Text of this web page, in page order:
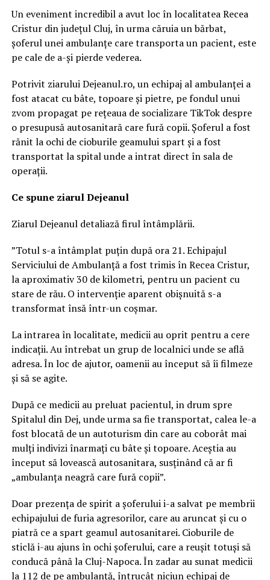
Un eveniment incredibil a avut loc în localitatea Recea
Cristur din județul Cluj, în urma căruia un bărbat,
șoferul unei ambulanțe care transporta un pacient, este
pe cale de a-și pierde vederea.
Potrivit ziarului Dejeanul.ro, un echipaj al ambulanței a
fost atacat cu bâte, topoare și pietre, pe fondul unui
zvom propagat pe rețeaua de socializare TikTok despre
o presupusă autosanitară care fură copii. Șoferul a fost
rănit la ochi de cioburile geamului spart și a fost
transportat la spital unde a intrat direct în sala de
operații.
Ce spune ziarul Dejeanul
Ziarul Dejeanul detaliază firul întâmplării.
”Totul s-a întâmplat puțin după ora 21. Echipajul
Serviciului de Ambulanță a fost trimis în Recea Cristur,
la aproximativ 30 de kilometri, pentru un pacient cu
stare de rău. O intervenție aparent obișnuită s-a
transformat însă într-un coșmar.
La intrarea în localitate, medicii au oprit pentru a cere
indicații. Au întrebat un grup de localnici unde se află
adresa. În loc de ajutor, oamenii au început să îi filmeze
și să se agite.
După ce medicii au preluat pacientul, in drum spre
Spitalul din Dej, unde urma sa fie transportat, calea le-a
fost blocată de un autoturism din care au coborât mai
mulți indivizi înarmați cu bâte și topoare. Aceștia au
început să lovească autosanitara, susținând că ar fi
„ambulanța neagră care fură copii”.
Doar prezența de spirit a șoferului i-a salvat pe membrii
echipajului de furia agresorilor, care au aruncat și cu o
piatră ce a spart geamul autosanitarei. Cioburile de
sticlă i-au ajuns în ochi șoferului, care a reușit totuși să
conducă până la Cluj-Napoca. În zadar au sunat medicii
la 112 de pe ambulanță, întrucât niciun echipaj de